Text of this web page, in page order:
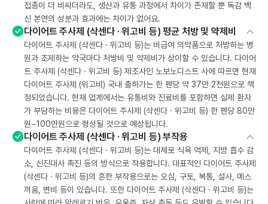
접종이 더 비싸더라도, 생산과 유통 과정에서 차이가 존재할 뿐 독감 백
신 본연의 성분과 효과에는 차이가 없어요.
다이어트 주사제 (삭센다 · 위고비 등) 평균 처방 및 약제비
다이어트 주사제 (삭센다 · 위고비 등)는 비급여 의약품으로 처방하는 병
원과 조제하는 약국마다 처방비 및 약제비가 상이할 수 있습니다. 다이어
트 주사제 (삭센다 · 위고비 등) 제조사인 노보노디스트 사에 따르면 현재
다이어트 주사제 (위고비) 국내 출하가는 한 펜당 약 37만 2천원으로 책
정되었습니다. 현재 업계에서는 유통비와 진료비를 포함하면 실제 환자
가 부담하는 비용은 다이어트 주사제 (삭센다 · 위고비 등) 한 펜당 80만
원~100만원으로 형성될 것으로 예상됩니다.
다이어트 주사제 (삭센다 · 위고비 등) 부작용
다이어트 주사제 (삭센다 · 위고비 등)는 대체로 식욕 억제, 지방 흡수 감
소, 신진대사 촉진 등의 방식으로 작용합니다. 대표적인 다이어트 주사제
(삭센다 · 위고비 등)의 흔한 부작용으로는 오심, 구토, 복통, 설사, 메스
꺼움, 변비 등이 있습니다. 또한 다이어트 주사제 (삭센다 · 위고비 등)는